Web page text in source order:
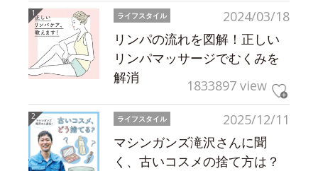
2024/03/18
ライフスタイル
リンパの流れを図解！正しい
リンパマッサージでむくみを
解消
1833897 view
2025/12/11
ライフスタイル
マシンガンズ滝沢さんに聞
く、古いコスメの捨て方は？